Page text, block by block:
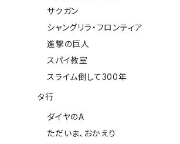
サクガン
シャングリラ・フロンティア
進撃の巨人
スパイ教室
スライム倒して300年
タ行
ダイヤのA
ただいま、おかえり